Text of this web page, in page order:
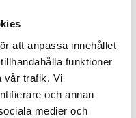
att anpassa innehållet
funktioner
vår trafik. Vi
och annan
medier och
dem med å leve
i Stratsys